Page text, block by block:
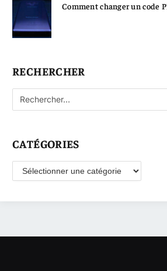
Comment changer un code
RECHERCHER
CATÉGORIES
Catégories